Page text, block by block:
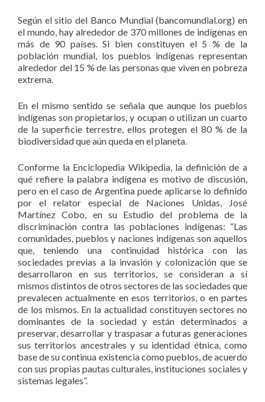
Según el sitio del Banco Mundial (bancomundial.org) en
el mundo, hay alrededor de 370 millones de indígenas en
más de 90 países. Si bien constituyen el 5 % de la
población mundial, los pueblos indígenas representan
alrededor del 15 % de las personas que viven en pobreza
extrema.
En el mismo sentido se señala que aunque los pueblos
indígenas son propietarios, y ocupan o utilizan un cuarto
de la superficie terrestre, ellos protegen el 80 % de la
biodiversidad que aún queda en el planeta.
Conforme la Enciclopedia Wikipedia, la definición de a
qué refiere la palabra indígena es motivo de discusión,
pero en el caso de Argentina puede aplicarse lo definido
por el relator especial de Naciones Unidas, José
Martínez Cobo, en su Estudio del problema de la
discriminación contra las poblaciones indígenas: “Las
comunidades, pueblos y naciones indígenas son aquellos
que, teniendo una continuidad histórica con las
sociedades previas a la invasión y colonización que se
desarrollaron en sus territorios, se consideran a sí
mismos distintos de otros sectores de las sociedades que
prevalecen actualmente en esos territorios, o en partes
de los mismos. En la actualidad constituyen sectores no
dominantes de la sociedad y están determinados a
preservar, desarrollar y traspasar a futuras generaciones
sus territorios ancestrales y su identidad étnica, como
base de su continua existencia como pueblos, de acuerdo
con sus propias pautas culturales, instituciones sociales y
sistemas legales”.